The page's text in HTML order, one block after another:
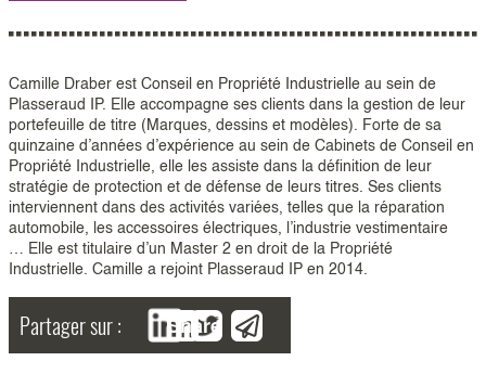
Camille Draber est Conseil en Propriété Industrielle au sein de
Plasseraud IP. Elle accompagne ses clients dans la gestion de leur
portefeuille de titre (Marques, dessins et modèles). Forte de sa
quinzaine d’années d’expérience au sein de Cabinets de Conseil en
Propriété Industrielle, elle les assiste dans la définition de leur
stratégie de protection et de défense de leurs titres. Ses clients
interviennent dans des activités variées, telles que la réparation
automobile, les accessoires électriques, l’industrie vestimentaire
… Elle est titulaire d’un Master 2 en droit de la Propriété
Industrielle. Camille a rejoint Plasseraud IP en 2014.
Partager sur : Share